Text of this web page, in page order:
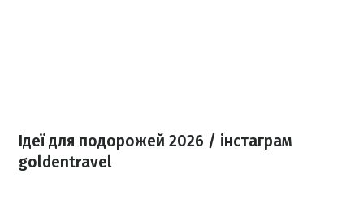
Ідеї для подорожей 2026 / інстаграм
goldentravel